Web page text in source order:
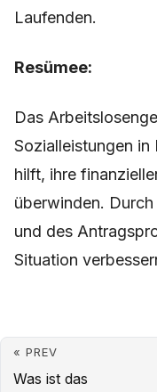
Laufenden.
Resümee:
Das
Sozialleistungen in
hilft, ihre
überwinden.
und des
Situation
« PREV
Was ist das